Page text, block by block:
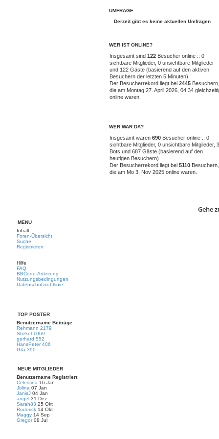
UMFRAGE
Derzeit gibt es keine aktuellen Umfragen
WER IST ONLINE?
Insgesamt sind 122 Besucher online :: 0
sichtbare Mitglieder, 0 unsichtbare Mitglieder
und 122 Gäste (basierend auf den aktiven
Besuchern der letzten 5 Minuten)
Der Besucherrekord liegt bei 2445 Besuchern,
die am Montag 27. April 2026, 04:34
online waren.
WER WAR DA?
Insgesamt waren 690 Besucher online :: 0
sichtbare Mitglieder, 0 unsichtbare Mitglieder, 3
Bots und 687 Gäste (basierend auf den
heutigen Besuchern)
Der Besucherrekord liegt bei 5110 Besuchern,
die am Mo 3. Nov 2025 online waren.
Gehe
MENÜ
Inhalt
Foren-Übersicht
Suche
Registrieren
Hilfe
FAQ
BBCode-Anleitung
Nutzungsbedingungen
Datenschutzrichtlinie
TOP POSTER
Benutzername Beiträge
Rehmann 2179
Stiekel 1069
gerhard 552
HansPeter 406
Gila 390
NEUE MITGLIEDER
Benutzername Registriert
Celestina 16 Jan
Jolina 07 Jan
JanisJ 04 Jan
angel 31 Dez
Sarah83 25 Okt
Roderick 14 Okt
Maggy 14 Sep
Gregor 08 Jul